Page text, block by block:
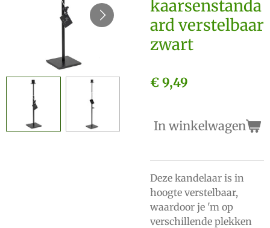
kaarsenstanda
ard verstelbaar
zwart
€ 9,49
In winkelwagen
Deze kandelaar is in
hoogte verstelbaar,
waardoor je 'm op
verschillende plekken